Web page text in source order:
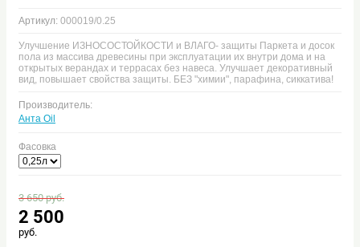
Артикул: 000019/0.25
Улучшение ИЗНОСОСТОЙКОСТИ и ВЛАГО- защиты Паркета и досок
пола из массива древесины при эксплуатации их внутри дома и на
открытых верандах и террасах без навеса. Улучшает декоративный
вид, повышает свойства защиты. БЕЗ "химии", парафина, сиккатива!
Производитель:
Анта Oil
Фасовка
3 650руб.
2 500
руб.